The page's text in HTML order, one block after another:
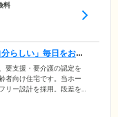
料
らしい」毎日をお楽
要支援・要介護の認定を
者向け住宅です。当ホー
リー設計を採用。段差を
20室のお部屋はプライベ